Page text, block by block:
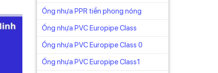
Ống nhựa PPR tiền phong nóng
Ống nhựa PVC Europipe Class
Ống nhựa PVC Europipe Class 0
Ống nhựa PVC Europipe Class1